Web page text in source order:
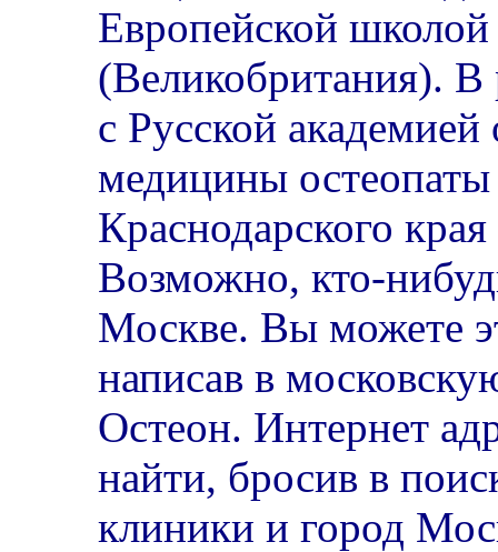
Европейской школой
(Великобритания). В
с Русской академией
медицины остеопаты
Краснодарского
Возможно, кто-
Москве. Вы можете
написав в
Остеон. Интернет
найти, бросив в
клиники и город